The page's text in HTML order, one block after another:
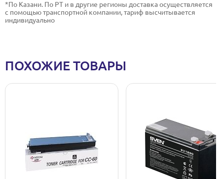
*По Казани. По РТ и в другие регионы доставка осуществляется
с помощью транспортной компании, тариф высчитывается
индивидуально
ПОХОЖИЕ ТОВАРЫ